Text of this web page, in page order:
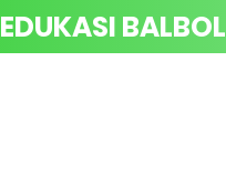
EDUKASI BALBOL